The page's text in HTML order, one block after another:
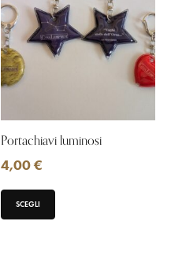
Portachiavi luminosi
4,00€
SCEGLI